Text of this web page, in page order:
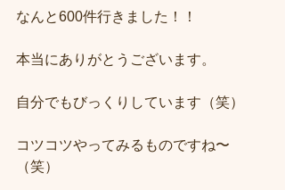
なんと600件行きました！！
本当にありがとうございます。
自分でもびっくりしています（笑）
コツコツやってみるものですね〜
（笑）